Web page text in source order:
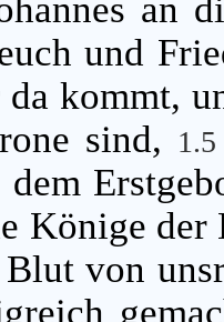
an
und
kommt,
sind,
dem
Könige
von